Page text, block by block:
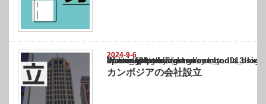
2024-9-6
Warning
: Undefined array key "show_category" in
/home/netst/kuno-cpa.co.jp/public_html/cambodia_blog/wp-content/themes/
on line183
カンボジアの会社設立